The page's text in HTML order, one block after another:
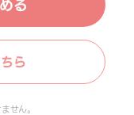
る
ら
せん。